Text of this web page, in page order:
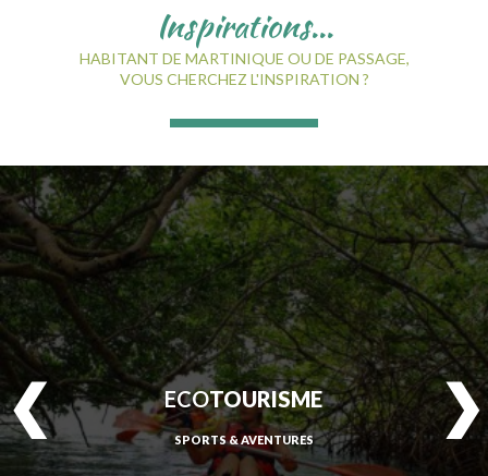
Inspirations...
HABITANT DE MARTINIQUE OU DE PASSAGE,
VOUS CHERCHEZ L'INSPIRATION ?
ECOTOURISME
SPORTS & AVENTURES